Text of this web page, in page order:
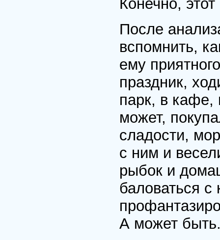
Конечно,
После
вспомнить,
ему
праздник,
парк, в кафе,
может,
сладости,
с ним и
рыбок и
баловаться
А может